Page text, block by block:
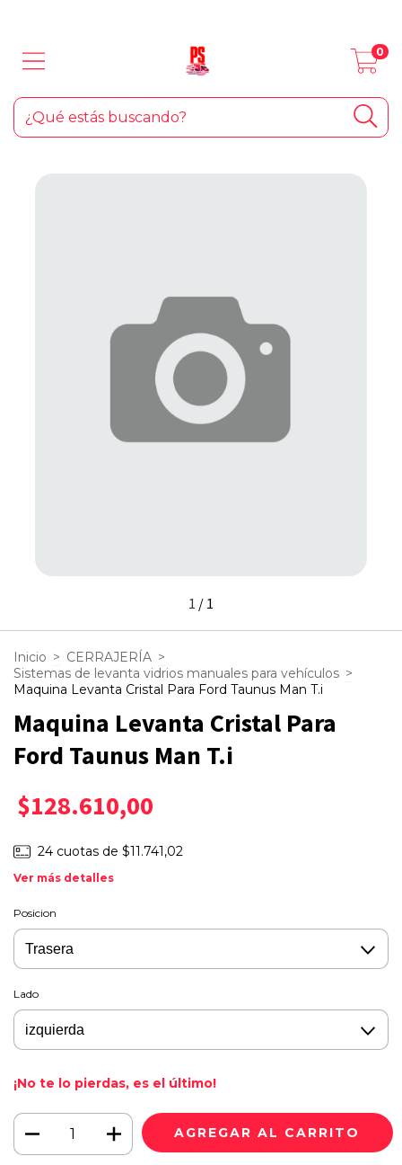
0
1 / 1
Inicio > CERRAJERÍA >
Sistemas de levanta vidrios manuales para vehículos >
Maquina Levanta Cristal Para Ford Taunus Man T.i
Maquina Levanta Cristal Para
Ford Taunus Man T.i
$128.610,00
24 cuotas de $11.741,02
Ver más detalles
Posicion
Lado
¡No te lo pierdas, es el último!